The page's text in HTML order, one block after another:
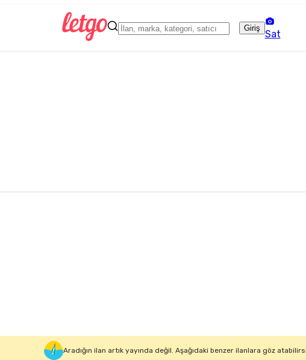
Giriş
Sat
Aradığın ilan artık yayında değil. Aşağıdaki benzer ilanlara göz